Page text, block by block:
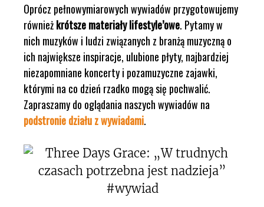
Oprócz pełnowymiarowych wywiadów przygotowujemy
równieżkrótsze materiały lifestyle’owe. Pytamy w
nich muzyków i ludzi związanych z branżą muzyczną o
ich największe inspiracje, ulubione płyty, najbardziej
niezapomniane koncerty i pozamuzyczne zajawki,
którymi na co dzień rzadko mogą się pochwalić.
Zapraszamy do oglądania naszych wywiadów na
podstronie działu z wywiadami.